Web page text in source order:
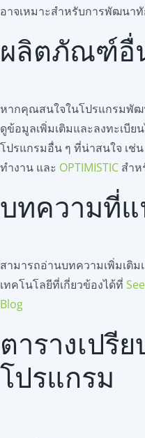
อาจเหมาะสำหรับการพัฒนา
ผลิตภัณฑ์อื่
หากคุณสนใจในโปรแกรมพัฒ
ดูข้อมูลเพิ่มเติมและลงทะเบีย
โปรแกรมอื่น ๆ ที่น่าสนใจ เช่น
ทำงาน และ OPTIMISTICสำห
บทความที่แ
สามารถอ่านบทความเพิ่มเติ
เทคโนโลยีที่เกี่ยวข้องได้ที่
Blog
ตารางเปรีย
โปรแกรม